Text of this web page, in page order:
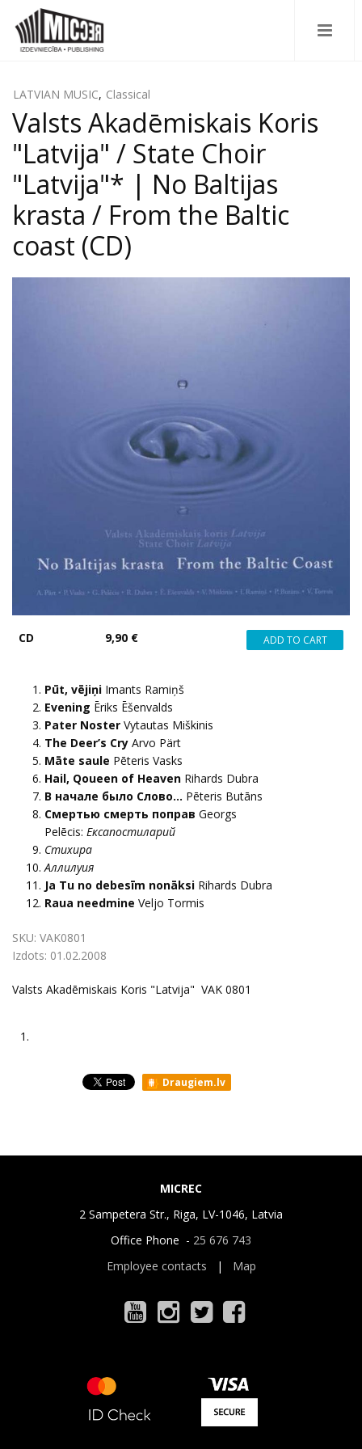
LATVIAN MUSIC, Classical
Valsts Akadēmiskais Koris
"Latvija" / State Choir
"Latvija"* | No Baltijas
krasta / From the Baltic
coast (CD)
CD 9,90 €
Pūt, vējiņi Imants Ramiņš
Evening Ēriks Ēšenvalds
Pater Noster Vytautas Miškinis
The Deer’s Cry Arvo Pärt
Māte saule Pēteris Vasks
Hail, Qoueen of Heaven Rihards Dubra
В начале было Слово… Pēteris Butāns
Смертью смерть поправ Georgs
Pelēcis: Ексапостиларий
Стихира
Аллилуия
Ja Tu no debesīm nonāksi Rihards Dubra
Raua needmine Veljo Tormis
SKU: VAK0801
Izdots: 01.02.2008
Valsts Akadēmiskais Koris "Latvija" VAK 0801
1.
Draugiem.lv
MICREC
2 Sampetera Str., Riga, LV-1046, Latvia
Office Phone - 25 676 743
Employee contacts | Map